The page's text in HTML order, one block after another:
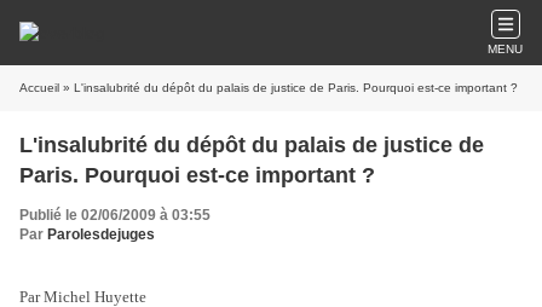
MENU
Accueil » L'insalubrité du dépôt du palais de justice de Paris. Pourquoi est-ce important ?
L'insalubrité du dépôt du palais de justice de
Paris. Pourquoi est-ce important ?
Publié le 02/06/2009 à 03:55
Par Parolesdejuges
Par Michel Huyette